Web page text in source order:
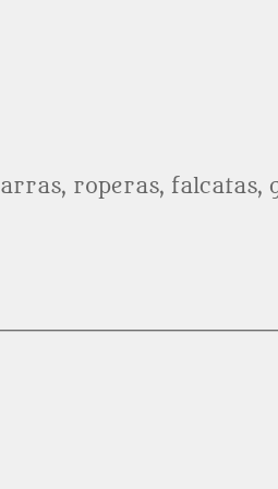
roperas, falcatas,